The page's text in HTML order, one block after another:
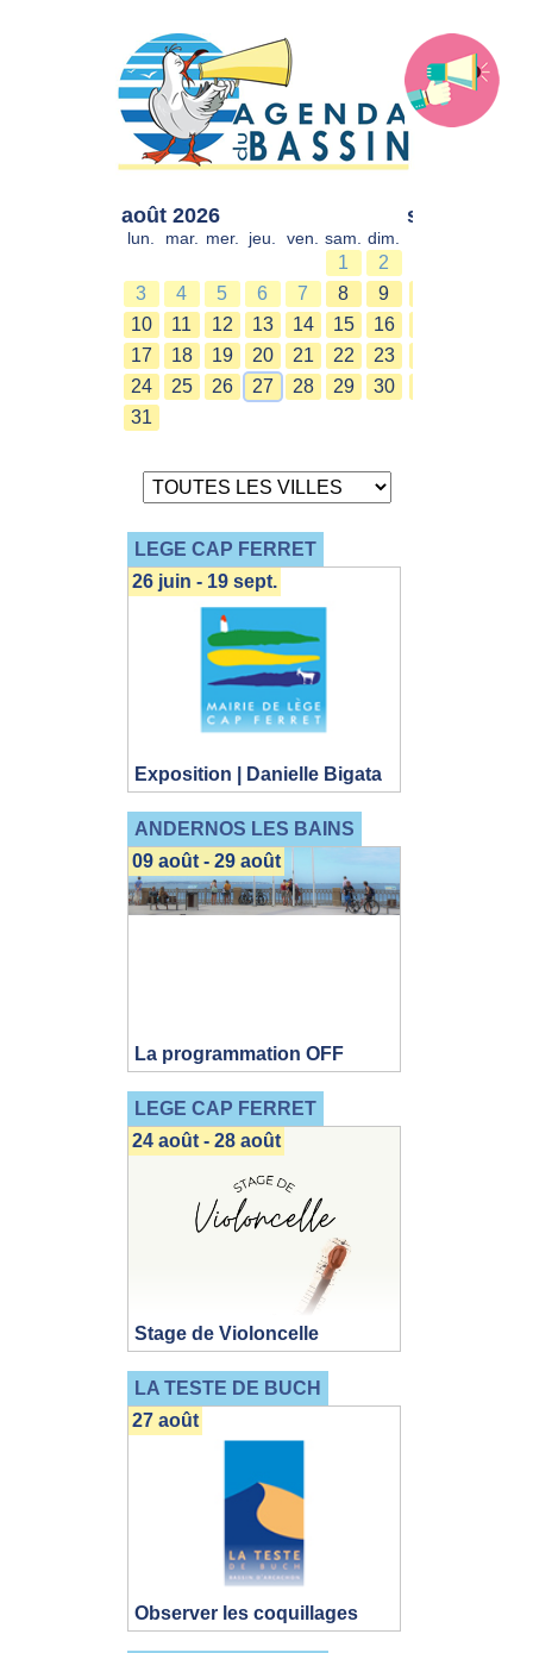
août 2026
lun. mar. mer. jeu. ven. sam. dim.
1
2
3
4 5 6 7 8
9
10
11 12 13 14 15
16
17
18 19 20 21 22
23
24
25 26 27 28 29
30
31
sept. 2026
LEGE CAP FERRET
Exposition | Danielle Bigata
26 juin - 19 sept.
ANDERNOS LES BAINS
La programmation OFF
09 août - 29 août
LEGE CAP FERRET
Stage de Violoncelle
24 août - 28 août
LA TESTE DE BUCH
Observer les coquillages
27 août